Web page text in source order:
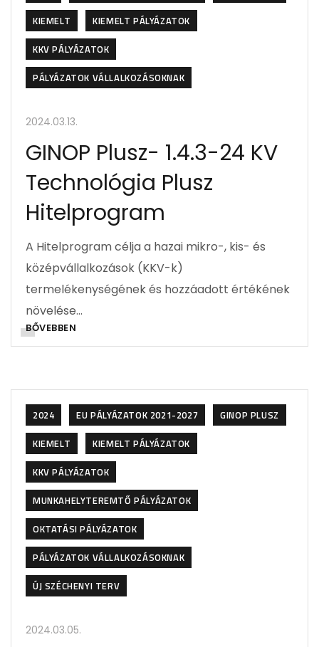
KIEMELT
KIEMELT PÁLYÁZATOK
KKV PÁLYÁZATOK
PÁLYÁZATOK VÁLLALKOZÁSOKNAK
2024.03.13.
GINOP Plusz- 1.4.3-24 KV
Technológia Plusz
Hitelprogram
A Hitelprogram célja a hazai mikro-, kis- és
középvállalkozások (KKV-k)
termelékenységének és hozzáadott értékének
növelése…
BŐVEBBEN
2024 EU PÁLYÁZATOK 2021-2027
GINOP PLUSZ
KIEMELT
KIEMELT PÁLYÁZATOK
KKV PÁLYÁZATOK
MUNKAHELYTEREMTŐ PÁLYÁZATOK
OKTATÁSI PÁLYÁZATOK
PÁLYÁZATOK VÁLLALKOZÁSOKNAK
ÚJ SZÉCHENYI TERV
2024.03.05.